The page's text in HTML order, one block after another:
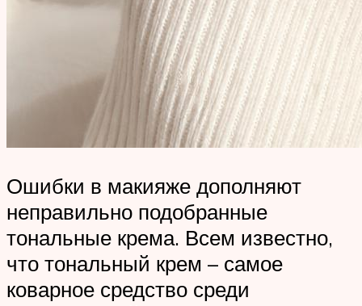
Ошибки в макияже дополняют
неправильно подобранные
тональные крема. Всем известно,
что тональный крем – самое
коварное средство среди